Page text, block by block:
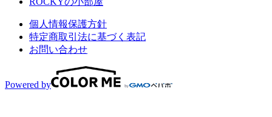
個人情報保護方針
特定商取引法に基づく表記
お問い合わせ
Powered by